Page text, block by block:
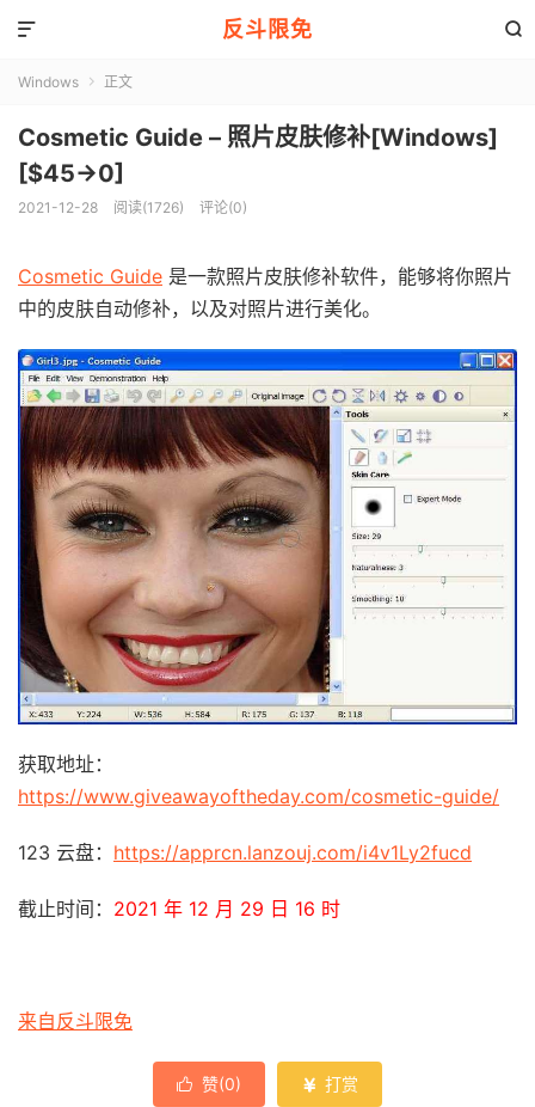
反斗限免 

Windows  正文
Cosmetic Guide – 照片皮肤修补[Windows]
[$45→0]
2021-12-28 阅读(1726) 评论(0)
Cosmetic Guide 是一款照片皮肤修补软件，能够将你照片
中的皮肤自动修补，以及对照片进行美化。
获取地址：
https://www.giveawayoftheday.com/cosmetic-guide/
123 云盘： https://apprcn.lanzouj.com/i4v1Ly2fucd
截止时间： 2021 年 12 月 29 日 16 时
来自反斗限免
 赞(0)  打赏